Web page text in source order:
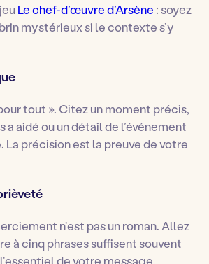
Le chef-d’œuvre d’Arsène : soyez
mystérieux si le contexte s’y
tout ». Citez un moment précis,
a aidé ou un détail de l’événement
La précision est la preuve de votre
n’est pas un roman. Allez
à cinq phrases suffisent souvent
de votre message.